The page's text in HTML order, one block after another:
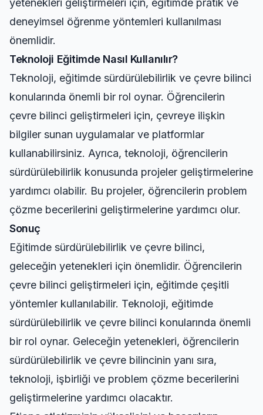
yetenekleri geliştirmeleri için, eğitimde pratik ve
deneyimsel öğrenme yöntemleri kullanılması
önemlidir.
Teknoloji Eğitimde Nasıl Kullanılır?
Teknoloji, eğitimde sürdürülebilirlik ve çevre bilinci
konularında önemli bir rol oynar. Öğrencilerin
çevre bilinci geliştirmeleri için, çevreye ilişkin
bilgiler sunan uygulamalar ve platformlar
kullanabilirsiniz. Ayrıca, teknoloji, öğrencilerin
sürdürülebilirlik konusunda projeler geliştirmelerine
yardımcı olabilir. Bu projeler, öğrencilerin problem
çözme becerilerini geliştirmelerine yardımcı olur.
Sonuç
Eğitimde sürdürülebilirlik ve çevre bilinci,
geleceğin yetenekleri için önemlidir. Öğrencilerin
çevre bilinci geliştirmeleri için, eğitimde çeşitli
yöntemler kullanılabilir. Teknoloji, eğitimde
sürdürülebilirlik ve çevre bilinci konularında önemli
bir rol oynar. Geleceğin yetenekleri, öğrencilerin
sürdürülebilirlik ve çevre bilincinin yanı sıra,
teknoloji, işbirliği ve problem çözme becerilerini
geliştirmelerine yardımcı olacaktır.